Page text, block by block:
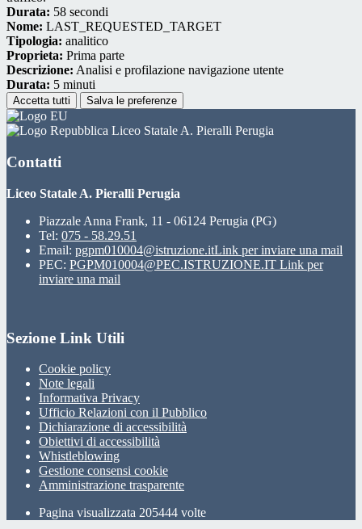
Durata: 58 secondi
Nome: LAST_REQUESTED_TARGET
Tipologia: analitico
Proprieta: Prima parte
Descrizione: Analisi e profilazione navigazione utente
Durata: 5 minuti
Accetta tutti Salva le preferenze
Liceo Statale A. Pieralli Perugia
Contatti
Liceo Statale A. Pieralli Perugia
Piazzale Anna Frank, 11 - 06124 Perugia (PG)
Tel: 075 - 58.29.51
Email: pgpm010004@istruzione.itLink per inviare una mail
PEC: PGPM010004@PEC.ISTRUZIONE.IT Link per
inviare una mail
Sezione Link Utili
Cookie policy
Note legali
Informativa Privacy
Ufficio Relazioni con il Pubblico
Dichiarazione di accessibilità
Obiettivi di accessibilità
Whistleblowing
Gestione consensi cookie
Amministrazione trasparente
Pagina visualizzata 205444 volte